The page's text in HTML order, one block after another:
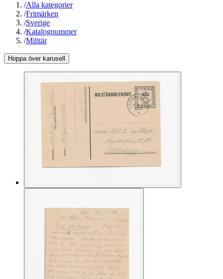
/Alla kategorier
/Frimärken
/Sverige
/Katalognummer
/Militär
Hoppa över karusell